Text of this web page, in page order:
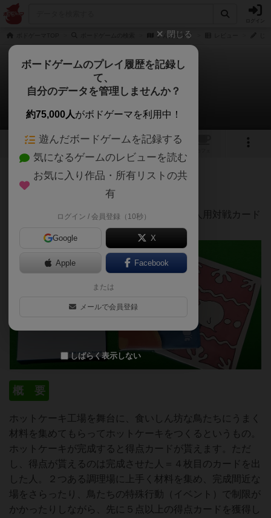
いんだすトリ
いんだすトリ
じむやさんのレビュー
1
108名 3名 0 8ヶ月前
レーティングが非公開に設定されたユーザー
可愛らしいイラストで読みあいも楽しい２人用対戦カード
概 要
ホットケーキ工場を舞台に、食いしん坊な鳥たちにうまく
材料を集めてもらってホットケーキをつくるというもの。
ホットケーキが完成すると得点カードが貰えます。ただ
し、得点が貰えるのは完成させた人＝４枚目のカードを出
した人。２つある調理場に上手く材料を集め、完成間近な
場をさらったり、鳥たちの特殊行動（イベント）で制限が
かかったりしながら、先に５点以上の得点カードを獲得し
閉じる
ボードゲームのプレイ履歴を記録し
て、
自分のデータを管理しませんか？
約75,000人がボドゲーマを利用中！
遊んだボードゲームを記録する
気になるゲームのレビューを読む
お気に入り作品・所有リストの共
有
ログイン / 会員登録（10秒）
Google X
Apple Facebook
または
メールで会員登録
しばらく表示しない